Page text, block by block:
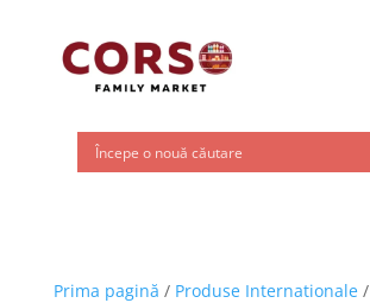
Prima pagină / Produse Internationale/